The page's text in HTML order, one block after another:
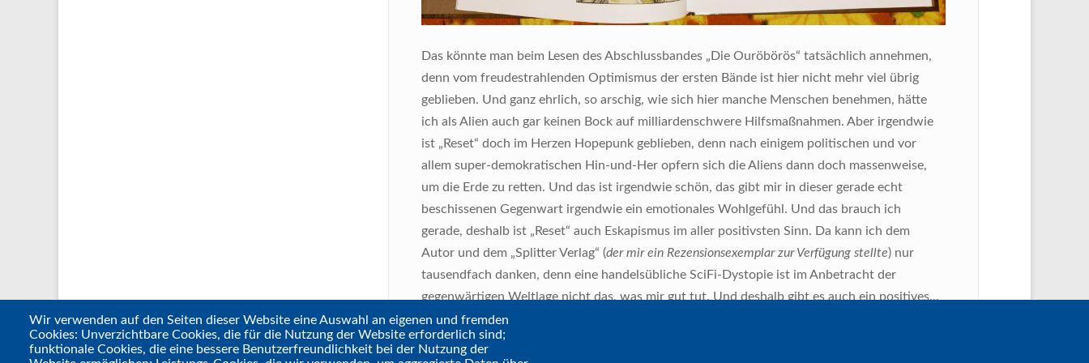
Das könnte man beim Lesen des Abschlussbandes „Die Ouröbörös“ tatsächlich annehmen,
denn vom freudestrahlenden Optimismus der ersten Bände ist hier nicht mehr viel übrig
geblieben. Und ganz ehrlich, so arschig, wie sich hier manche Menschen benehmen, hätte
ich als Alien auch gar keinen Bock auf milliardenschwere Hilfsmaßnahmen. Aber irgendwie
ist „Reset“ doch im Herzen Hopepunk geblieben, denn nach einigem politischen und vor
allem super-demokratischen Hin-und-Her opfern sich die Aliens dann doch massenweise,
um die Erde zu retten. Und das ist irgendwie schön, das gibt mir in dieser gerade echt
beschissenen Gegenwart irgendwie ein emotionales Wohlgefühl. Und das brauch ich
gerade, deshalb ist „Reset“ auch Eskapismus im aller positivsten Sinn. Da kann ich dem
Autor und dem „Splitter Verlag“ (der mir ein Rezensionsexemplar zur Verfügung stellte) nur
tausendfach danken, denn eine handelsübliche SciFi-Dystopie ist im Anbetracht der
gegenwärtigen Weltlage nicht das, was mir gut tut. Und deshalb gibt es auch ein positives...
Fazit:„Die Ouröbörös“ (Link)
andere Bände des „Reset“-Reihe sind, aber am Ende bleibt doch noch genug Hoffnung, um
Wir verwenden auf den Seiten dieser Website eine Auswahl an eigenen und fremden
Cookies: Unverzichtbare Cookies, die für die Nutzung der Website erforderlich sind;
funktionale Cookies, die eine bessere Benutzerfreundlichkeit bei der Nutzung der